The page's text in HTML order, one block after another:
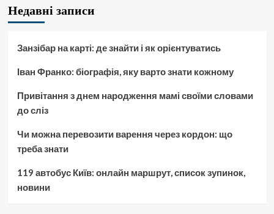
Недавні записи
Занзібар на карті: де знайти і як орієнтуватись
Іван Франко: біографія, яку варто знати кожному
Привітання з днем народження мамі своїми словами
до сліз
Чи можна перевозити варення через кордон: що
треба знати
119 автобус Київ: онлайн маршрут, список зупинок,
новини